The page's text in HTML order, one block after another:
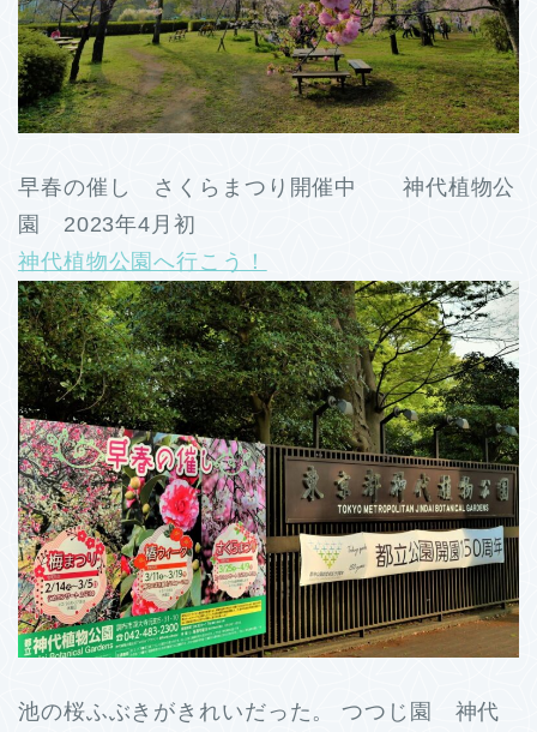
早春の催し さくらまつり開催中 神代植物公
園 2023年4月初
神代植物公園へ行こう！
池の桜ふぶきがきれいだった。 つつじ園 神代